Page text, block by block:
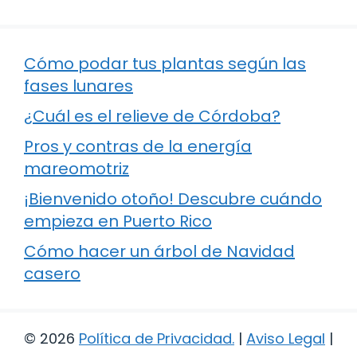
Cómo podar tus plantas según las
fases lunares
¿Cuál es el relieve de Córdoba?
Pros y contras de la energía
mareomotriz
¡Bienvenido otoño! Descubre cuándo
empieza en Puerto Rico
Cómo hacer un árbol de Navidad
casero
© 2026 Política de Privacidad. | Aviso Legal |